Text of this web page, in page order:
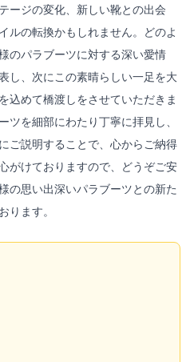
ージの変化、新しい靴との出会
ルの転換かもしれません。どのよ
のパラブーツに対する深い愛情
し、次にこの素晴らしい一足を大
込めて橋渡しをさせていただきま
ツを細部にわたり丁寧に拝見し、
ご説明することで、心からご納得
がけておりますので、どうぞご安
の思い出深いパラブーツとの新た
ります。